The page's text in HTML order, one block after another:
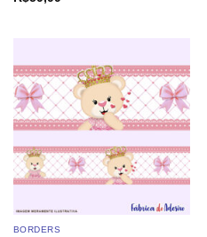
BORDERS